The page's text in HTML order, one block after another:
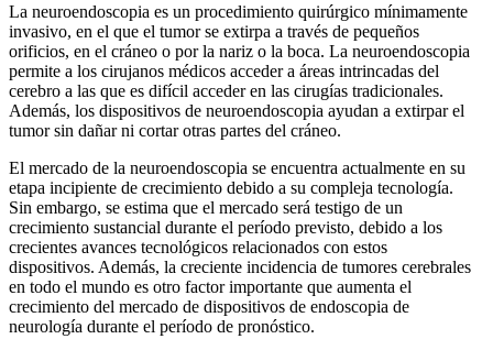
La neuroendoscopia es un procedimiento quirúrgico mínimamente
invasivo, en el que el tumor se extirpa a través de pequeños
orificios, en el cráneo o por la nariz o la boca. La neuroendoscopia
permite a los cirujanos médicos acceder a áreas intrincadas del
cerebro a las que es difícil acceder en las cirugías tradicionales.
Además, los dispositivos de neuroendoscopia ayudan a extirpar el
tumor sin dañar ni cortar otras partes del cráneo.
El mercado de la neuroendoscopia se encuentra actualmente en su
etapa incipiente de crecimiento debido a su compleja tecnología.
Sin embargo, se estima que el mercado será testigo de un
crecimiento sustancial durante el período previsto, debido a los
crecientes avances tecnológicos relacionados con estos
dispositivos. Además, la creciente incidencia de tumores cerebrales
en todo el mundo es otro factor importante que aumenta el
crecimiento del mercado de dispositivos de endoscopia de
neurología durante el período de pronóstico.